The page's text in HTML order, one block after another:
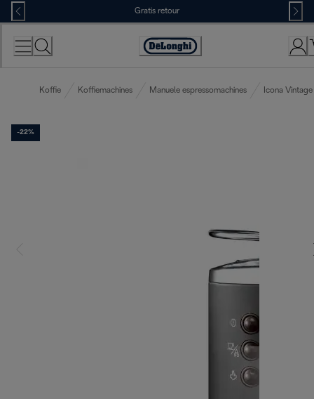
Skip
to
Content
Gratis retour
Accessibility
Koffie Koffiemachines Manuele espressomachines Icona
-22%